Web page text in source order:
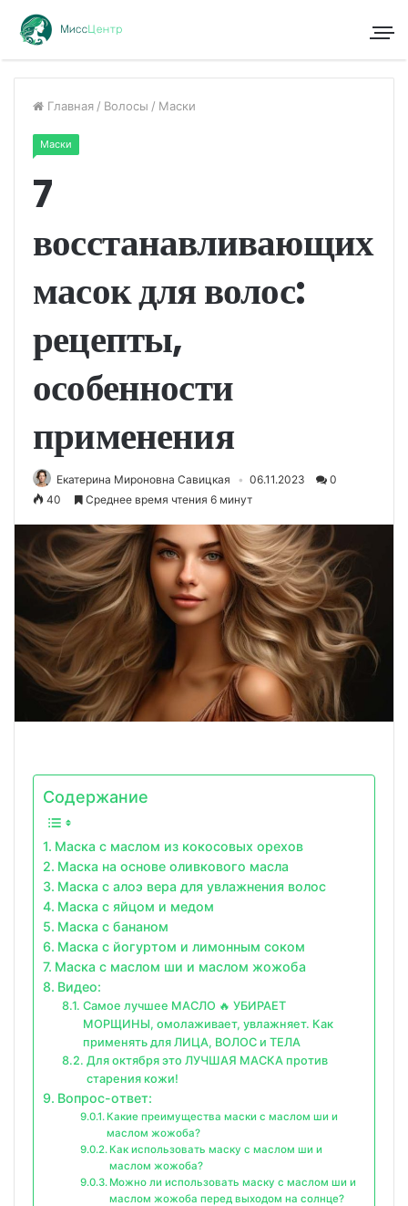
Главная / Волосы / Маски
Маски
7
восстанавливающих
масок для волос:
рецепты,
особенности
применения
Екатерина Мироновна Савицкая 06.11.2023
0
40
Среднее время чтения 6 минут
Содержание
Маска с маслом из кокосовых орехов
Маска на основе оливкового масла
Маска с алоэ вера для увлажнения волос
Маска с яйцом и медом
Маска с бананом
Маска с йогуртом и лимонным соком
Маска с маслом ши и маслом жожоба
Видео:
Самое лучшее МАСЛО 🔥 УБИРАЕТ
МОРЩИНЫ, омолаживает, увлажняет. Как
применять для ЛИЦА, ВОЛОС и ТЕЛА
Для октября это ЛУЧШАЯ МАСКА против
старения кожи!
Вопрос-ответ:
Какие преимущества маски с маслом ши и
маслом жожоба?
Как использовать маску с маслом ши и
маслом жожоба?
Можно ли использовать маску с маслом ши и
маслом жожоба перед выходом на солнце?